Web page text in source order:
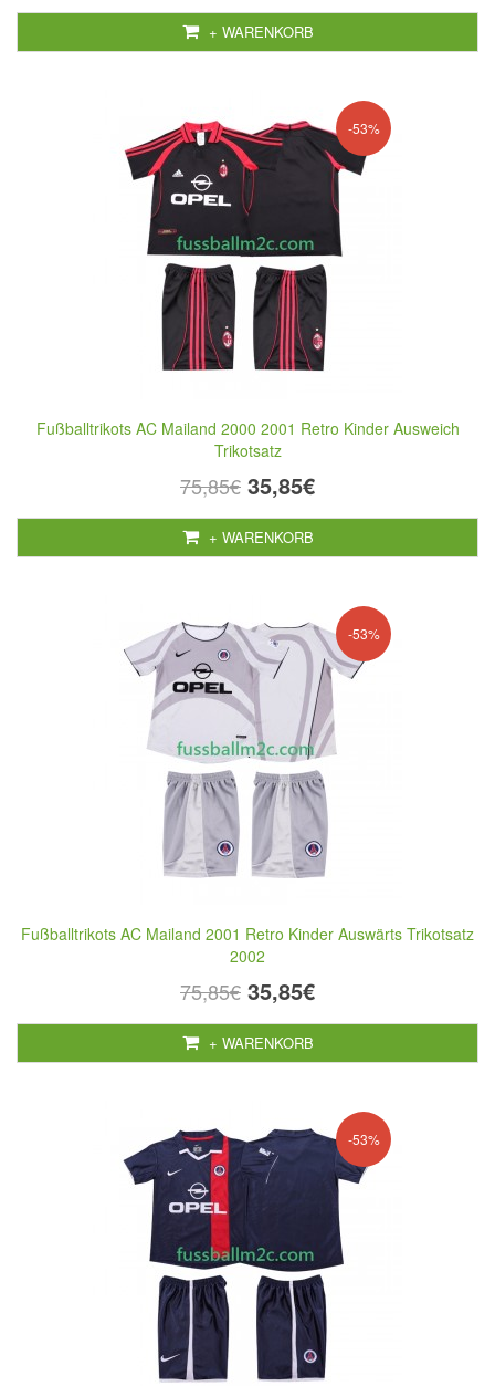
+ WARENKORB
-53%
Fußballtrikots AC Mailand 2000 2001 Retro Kinder Ausweich
Trikotsatz
75,85€ 35,85€
+ WARENKORB
-53%
Fußballtrikots AC Mailand 2001 Retro Kinder Auswärts Trikotsatz
2002
75,85€ 35,85€
+ WARENKORB
-53%